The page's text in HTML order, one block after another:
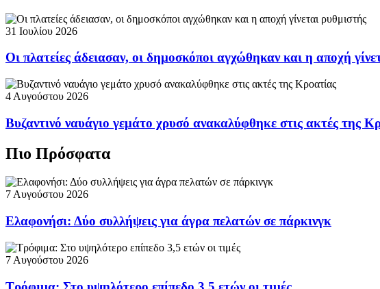
31 Ιουλίου 2026
Οι πλατείες άδειασαν, οι δημοσκόποι αγχώθηκαν και η αποχή
4 Αυγούστου 2026
Βυζαντινό ναυάγιο γεμάτο χρυσό ανακαλύφθηκε στις ακτές της
Πιο Πρόσφατα
7 Αυγούστου 2026
Ελαφονήσι: Δύο συλλήψεις για άγρα πελατών σε πάρκινγκ
7 Αυγούστου 2026